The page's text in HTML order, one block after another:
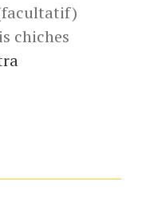
chiches